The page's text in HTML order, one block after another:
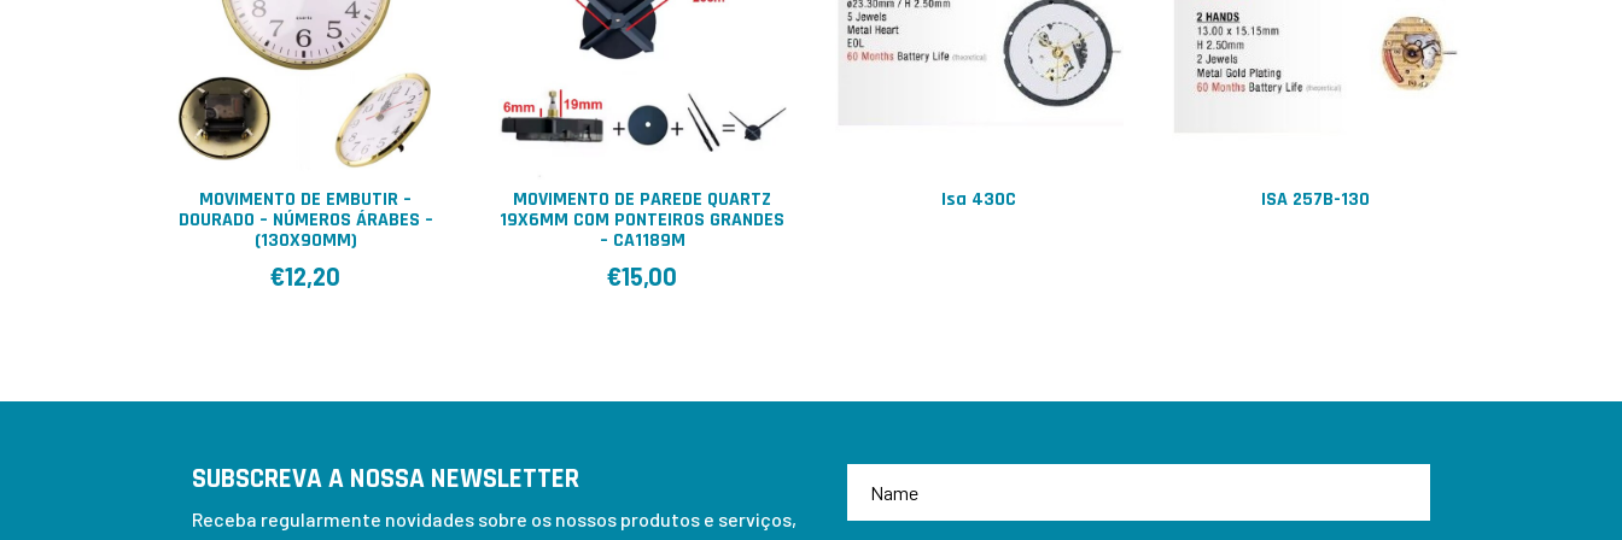
MOVIMENTO DE EMBUTIR –
DOURADO – NÚMEROS ÁRABES –
(130X90MM)
€12,20
MOVIMENTO DE PAREDE QUARTZ
19X6MM COM PONTEIROS GRANDES
– CA1189M
€15,00
Isa 430C ISA 257B-130
SUBSCREVA A NOSSA NEWSLETTER
Receba regularmente novidades sobre os nossos produtos e serviços,